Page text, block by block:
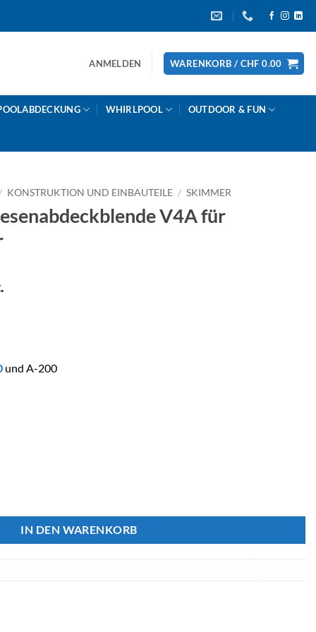
ANMELDEN WARENKORB / CHF 0.00
WHIRLPOOL OUTDOOR & FUN
/ KONSTRUKTION UND EINBAUTEILE / SKIMMER
V4A für
und A-200
IN DEN WARENKORB